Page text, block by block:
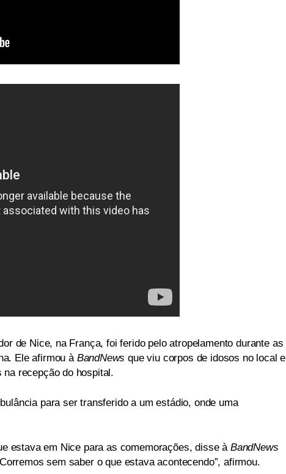
de Nice, na França, foi ferido pelo atropelamento durante as
Ele afirmou à BandNews que viu corpos de idosos no local e
recepção do hospital.
para ser transferido a um estádio, onde uma
estava em Nice para as comemorações, disse à BandNews
sem saber o que estava acontecendo”, afirmou.